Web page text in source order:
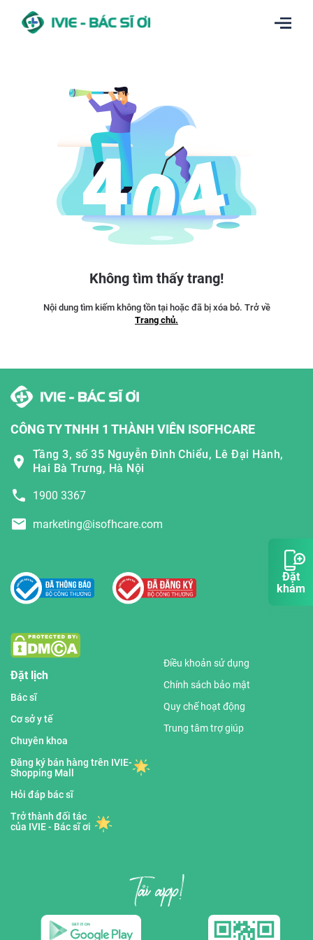
Đặt
khám
Không tìm thấy trang!
Nội dung tìm kiếm không tồn tại hoặc đã bị xóa bỏ. Trở về
Trang chủ.
CÔNG TY TNHH 1 THÀNH VIÊN ISOFHCARE
Tầng 3, số 35 Nguyễn Đình Chiểu, Lê Đại Hành,
Hai Bà Trưng, Hà Nội
1900 3367
marketing@isofhcare.com
Đặt lịch
Bác sĩ
Cơ sở y tế
Chuyên khoa
Đăng ký bán hàng trên IVIE-
Shopping Mall
Hỏi đáp bác sĩ
Trở thành đối tác
của IVIE - Bác sĩ ơi
Điều khoản sử dụng
Chính sách bảo mật
Quy chế hoạt động
Trung tâm trợ giúp